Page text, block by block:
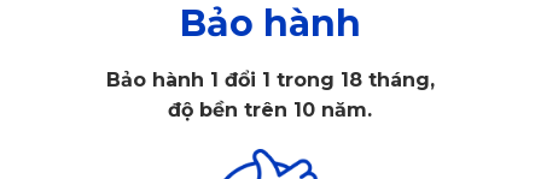
Bảo hành
Bảo hành 1 đổi 1 trong 18 tháng,
độ bền trên 10 năm.